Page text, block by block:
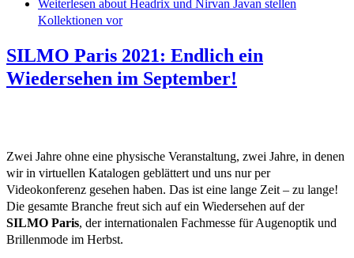
Weiterlesen about Headrix und Nirvan Javan stellen
Kollektionen vor
SILMO Paris 2021: Endlich ein
Wiedersehen im September!
Zwei Jahre ohne eine physische Veranstaltung, zwei Jahre, in denen
wir in virtuellen Katalogen geblättert und uns nur per
Videokonferenz gesehen haben. Das ist eine lange Zeit – zu lange!
Die gesamte Branche freut sich auf ein Wiedersehen auf der
SILMO Paris, der internationalen Fachmesse für Augenoptik und
Brillenmode im Herbst.